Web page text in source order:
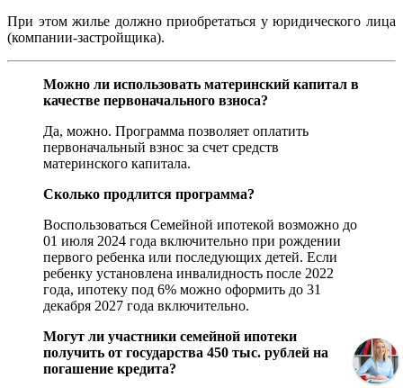
При этом жилье должно приобретаться у юридического лица
(компании-застройщика).
Можно ли использовать материнский капитал в
качестве первоначального взноса?
Да, можно. Программа позволяет оплатить
первоначальный взнос за счет средств
материнского капитала.
Сколько продлится программа?
Воспользоваться Семейной ипотекой возможно до
01 июля 2024 года включительно при рождении
первого ребенка или последующих детей. Если
ребенку установлена инвалидность после 2022
года, ипотеку под 6% можно оформить до 31
декабря 2027 года включительно.
Могут ли участники семейной ипотеки
получить от государства 450 тыс. рублей на
погашение кредита?